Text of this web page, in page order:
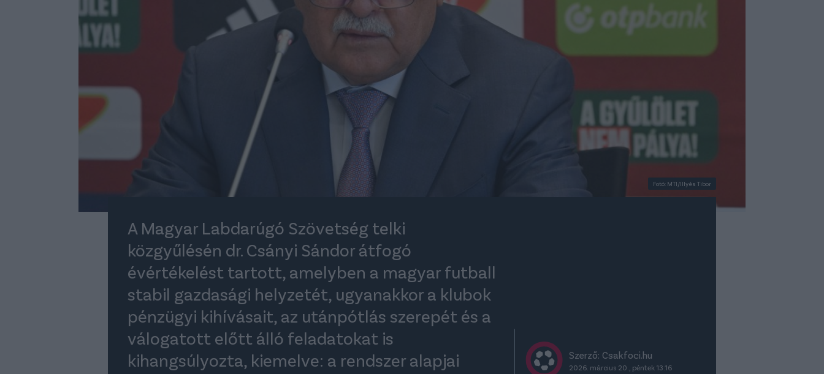
Fotó: MTI/Illyés Tibor
A Magyar Labdarúgó Szövetség telki
közgyűlésén dr. Csányi Sándor átfogó
évértékelést tartott, amelyben a magyar futball
stabil gazdasági helyzetét, ugyanakkor a klubok
pénzügyi kihívásait, az utánpótlás szerepét és a
válogatott előtt álló feladatokat is
kihangsúlyozta, kiemelve: a rendszer alapjai
Szerző: Csakfoci.hu
2026. március 20., péntek 13:16